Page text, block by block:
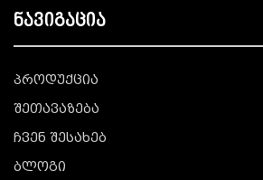
ნავიგაცია
პროდუქცია
შეთავაზება
ჩვენ შესახებ
ბლოგი